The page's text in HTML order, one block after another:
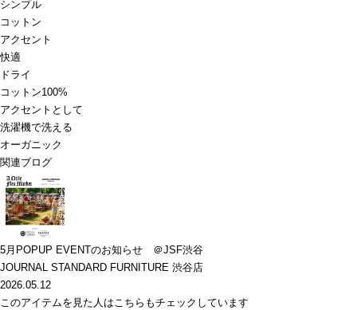
シンプル
コットン
アクセント
快適
ドライ
コットン100%
アクセントとして
洗濯機で洗える
オーガニック
関連ブログ
5月POPUP EVENTのお知らせ ＠JSF渋谷
JOURNAL STANDARD FURNITURE 渋谷店
2026.05.12
このアイテムを見た人はこちらもチェックしています